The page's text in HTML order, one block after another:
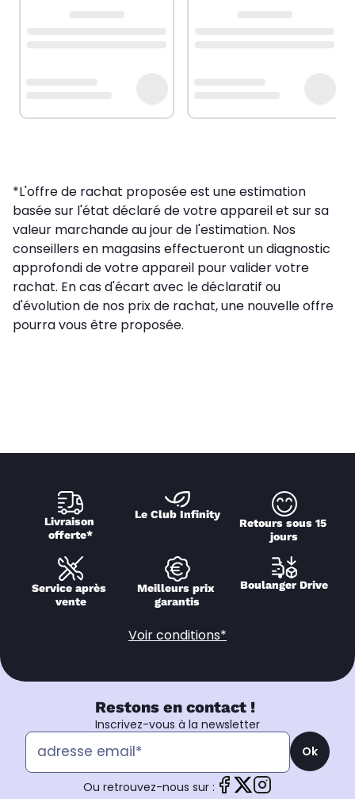
*L'offre de rachat proposée est une estimation
basée sur l'état déclaré de votre appareil et sur sa
valeur marchande au jour de l'estimation. Nos
conseillers en magasins effectueront un diagnostic
approfondi de votre appareil pour valider votre
rachat. En cas d'écart avec le déclaratif ou
d'évolution de nos prix de rachat, une nouvelle offre
pourra vous être proposée.
Livraison
offerte*
Le Club Infinity
Retours sous 15
jours
Service après
vente
Meilleurs prix
garantis
Boulanger Drive
Voir conditions*
Restons en contact !
Inscrivez-vous à la newsletter
Ok
Ou retrouvez-nous sur :